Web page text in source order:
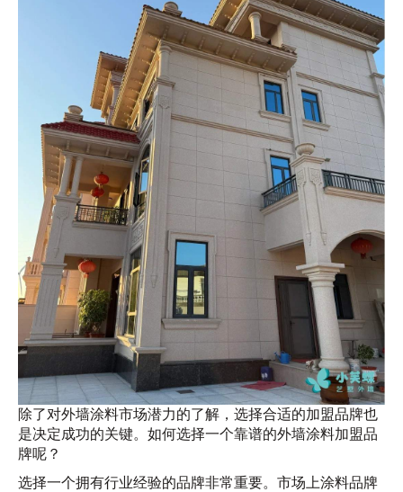
除了对外墙涂料市场潜力的了解，选择合适的加盟品牌也
是决定成功的关键。如何选择一个靠谱的外墙涂料加盟品
牌呢？
选择一个拥有行业经验的品牌非常重要。市场上涂料品牌